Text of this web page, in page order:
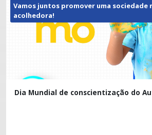
Vamos juntos promover uma sociedade
acolhedora!
Dia Mundial de conscientização do